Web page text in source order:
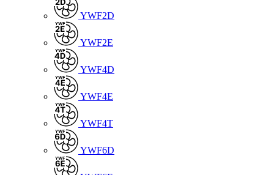
YWF2D
YWF2E
YWF4D
YWF4E
YWF4T
YWF6D